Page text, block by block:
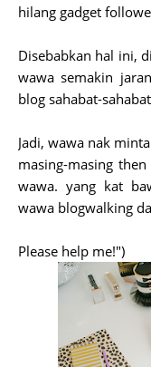
hilang gadget
Disebabkan hal ini,
wawa semakin
blog sahabat-
Jadi, wawa nak
masing-masing
wawa. yang kat
wawa blogwalking
Please help me!")